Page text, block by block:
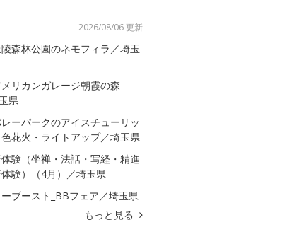
2026/08/06 更新
森林公園のネモフィラ／埼玉
リカンガレージ朝霞の森
県
ーパークのアイスチューリッ
花火・ライトアップ／埼玉県
験（坐禅・法話・写経・精進
験）（4月）／埼玉県
ブースト_BBフェア／埼玉県
もっと見る